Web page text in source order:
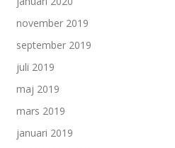
november 2019
september 2019
juli 2019
maj 2019
mars 2019
januari 2019